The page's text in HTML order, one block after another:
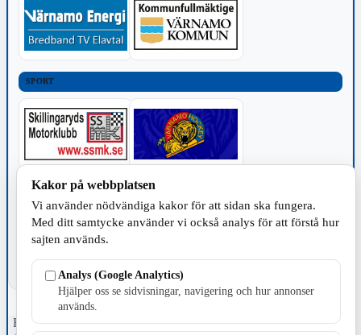
SPORT
TILLVERKNING
Fristående webbtidningsföretag grundat 1991 som sedan 2002 ger
Kakor på webbplatsen
Vi använder nödvändiga kakor för att sidan ska fungera.
Med ditt samtycke använder vi också analys för att förstå hur
sajten används.
Analys (Google Analytics)
Hjälper oss se sidvisningar, navigering och hur annonser
används.